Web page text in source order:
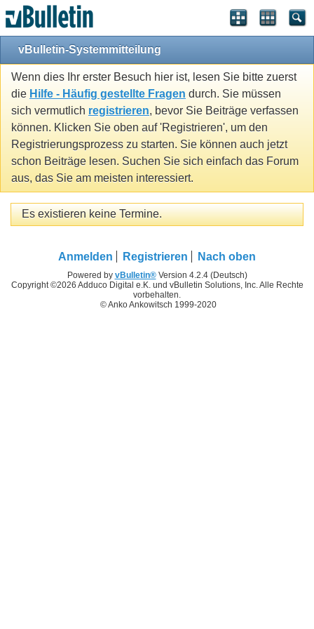
vBulletin-Systemmitteilung
Wenn dies Ihr erster Besuch hier ist, lesen Sie bitte zuerst
die Hilfe - Häufig gestellte Fragen durch. Sie müssen
sich vermutlich registrieren, bevor Sie Beiträge verfassen
können. Klicken Sie oben auf 'Registrieren', um den
Registrierungsprozess zu starten. Sie können auch jetzt
schon Beiträge lesen. Suchen Sie sich einfach das Forum
aus, das Sie am meisten interessiert.
Es existieren keine Termine.
Anmelden Registrieren Nach oben
Powered by vBulletin®Version 4.2.4 (Deutsch)
Copyright ©2026 Adduco Digital e.K. und vBulletin Solutions, Inc. Alle Rechte
vorbehalten.
© Anko Ankowitsch 1999-2020